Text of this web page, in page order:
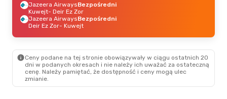
Jazeera AirwaysBezpośredni
Kuwejt- Deir Ez Zor
Jazeera AirwaysBezpośredni
Deir Ez Zor- Kuwejt
Ceny podane na tej stronie obowiązywały w ciągu ostatnich 20
dni w podanych okresach i nie należy ich uważać za ostateczną
cenę. Należy pamiętać, że dostępność i ceny mogą ulec
zmianie.